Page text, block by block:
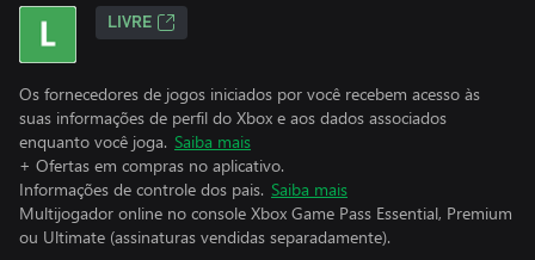
LIVRE
Os fornecedores de jogos iniciados por você recebem acesso às
suas informações de perfil do Xbox e aos dados associados
enquanto você joga. Saiba mais
+ Ofertas em compras no aplicativo.
Informações de controle dos pais. Saiba mais
Multijogador online no console Xbox Game Pass Essential, Premium
ou Ultimate (assinaturas vendidas separadamente).